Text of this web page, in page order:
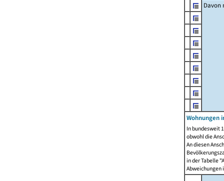
Davon
Wohnungen
In bundesweit
obwohl die
An diesen
in der Tabelle
Abweichungen